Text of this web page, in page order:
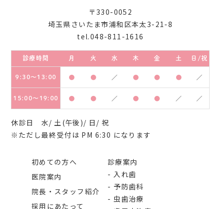
〒330-0052
埼玉県さいたま市浦和区本太3-21-8
tel.048-811-1616
診療時間 月 火 水 木 金 土 日/祝
9:30～13:00 ● ● ／ ● ● ● ／
15:00～19:00 ● ● ／ ● ● ／ ／
休診日 水/ 土(午後)/ 日/ 祝
※ただし最終受付は PM 6:30 になります
初めての方へ
医院案内
院長・スタッフ紹介
採用にあたって
診療案内
入れ歯
予防歯科
虫歯治療